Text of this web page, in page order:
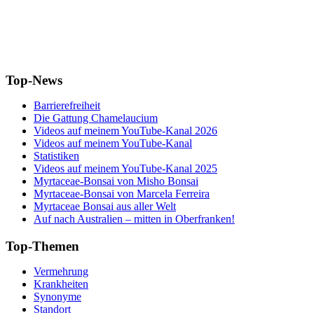
Top-News
Barrierefreiheit
Die Gattung Chamelaucium
Videos auf meinem YouTube-Kanal 2026
Videos auf meinem YouTube-Kanal
Statistiken
Videos auf meinem YouTube-Kanal 2025
Myrtaceae-Bonsai von Misho Bonsai
Myrtaceae-Bonsai von Marcela Ferreira
Myrtaceae Bonsai aus aller Welt
Auf nach Australien – mitten in Oberfranken!
Top-Themen
Vermehrung
Krankheiten
Synonyme
Standort